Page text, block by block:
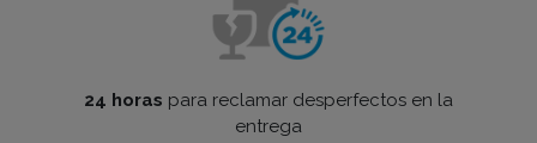
24 horas para reclamar desperfectos en la
entrega